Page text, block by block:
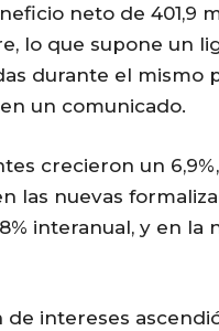
neto de 401,9
lo que supone un
durante el mismo
un comunicado.
crecieron un
las nuevas
interanual, y en
de intereses